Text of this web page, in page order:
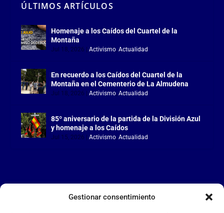
Gestionar consentimiento
ÚLTIMOS ARTÍCULOS
Homenaje a los Caídos del Cuartel de la
Montaña
Jul 18, 2026 |Activismo,Actualidad
En recuerdo a los Caídos del Cuartel de la
Montaña en el Cementerio de La Almudena
Jul 18, 2026 |Activismo,Actualidad
85º aniversario de la partida de la División Azul
y homenaje a los Caídos
Jul 15, 2026 |Activismo,Actualidad
LA FALANGE